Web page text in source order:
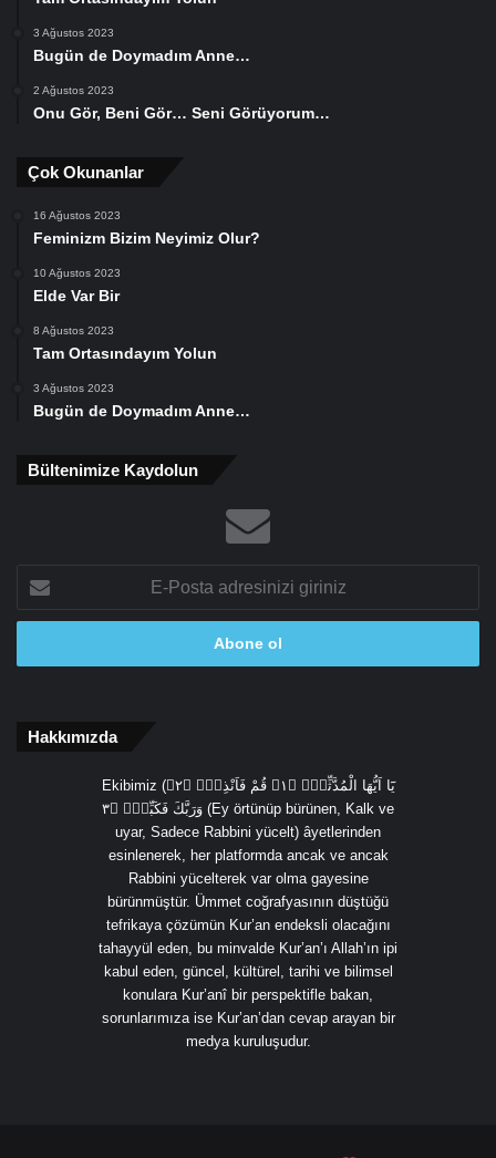
3 Ağustos 2023
Bugün de Doymadım Anne…
2 Ağustos 2023
Onu Gör, Beni Gör… Seni Görüyorum…
Çok Okunanlar
16 Ağustos 2023
Feminizm Bizim Neyimiz Olur?
10 Ağustos 2023
Elde Var Bir
8 Ağustos 2023
Tam Ortasındayım Yolun
3 Ağustos 2023
Bugün de Doymadım Anne…
Bültenimize Kaydolun
Posta
adresinizi
Hakkımızda
Ekibimiz (يَٓا اَيُّهَا الْمُدَّثِّرُۙ ﴿١﴾ قُمْ فَاَنْذِرْۙ ﴿٢﴾
وَرَبَّكَ فَكَبِّرْۙ ﴿٣ (Ey örtünüp bürünen, Kalk ve
uyar, Sadece Rabbini yücelt) âyetlerinden
esinlenerek, her platformda ancak ve ancak
Rabbini yücelterek var olma gayesine
bürünmüştür. Ümmet coğrafyasının düştüğü
tefrikaya çözümün Kur’an endeksli olacağını
tahayyül eden, bu minvalde Kur’an’ı Allah’ın ipi
kabul eden, güncel, kültürel, tarihi ve bilimsel
konulara Kur’anî bir perspektifle bakan,
sorunlarımıza ise Kur’an’dan cevap arayan bir
medya kuruluşudur.